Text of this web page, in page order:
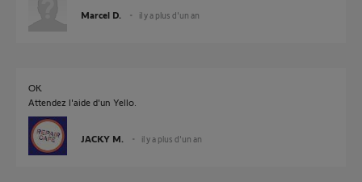
Marcel D. il y a plus d'un an
OK
Attendez l'aide d'un Yello.
JACKY M. il y a plus d'un an